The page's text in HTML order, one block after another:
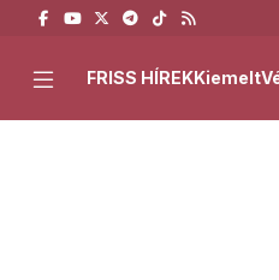
FRISS HÍREKKiemelt